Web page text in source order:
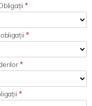
*
obligații*
*
*